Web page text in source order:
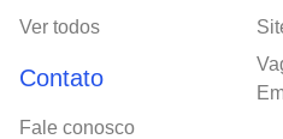
Ver todos
Contato
Fale conosco